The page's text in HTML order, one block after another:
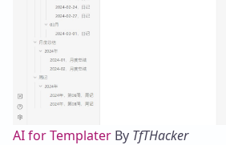
AI for Templater By TfTHacker